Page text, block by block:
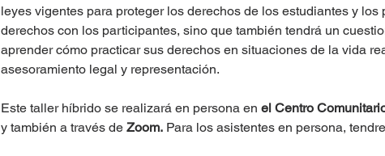
leyes vigentes para proteger los derechos de los estudiantes y
derechos con los participantes, sino que también tendrá un
aprender cómo practicar sus derechos en situaciones de la vida
asesoramiento legal y representación.
Este taller híbrido se realizará en persona en el Centro
y también a través de Zoom. Para los asistentes en persona,